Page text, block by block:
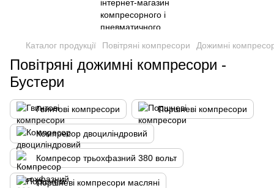
Каталог продукції Повітряні компресори Дожимні
Повітряні дожимні компресори -
Бустери
Гвинтові компресори Поршневі компреcори
Компресор двоциліндровий
Компресор трьохфазний 380 вольт
Поршневі компресори масляні